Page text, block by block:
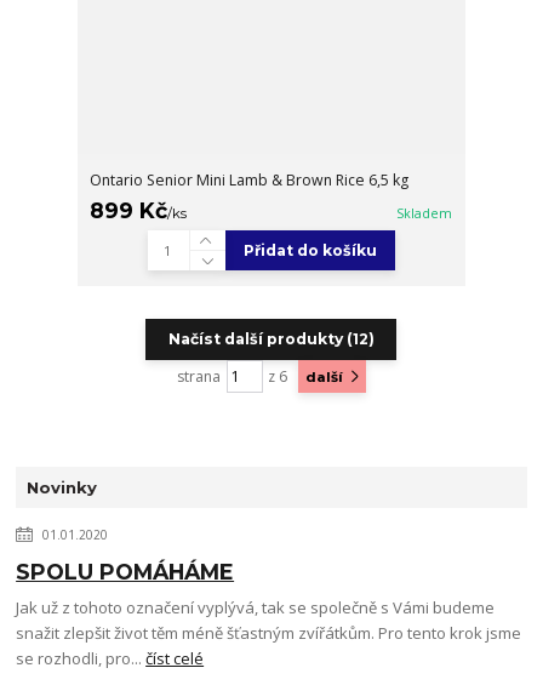
Ontario Senior Mini Lamb & Brown Rice 6,5 kg
899 Kč/ks Skladem
Přidat do košíku
Načíst další produkty (12)
strana z 6 další
Novinky
01.01.2020
SPOLU POMÁHÁME
Jak už z tohoto označení vyplývá, tak se společně s Vámi budeme
snažit zlepšit život těm méně šťastným zvířátkům. Pro tento krok jsme
se rozhodli, pro...číst celé